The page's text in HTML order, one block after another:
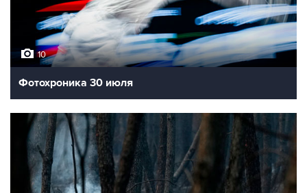
10
Фотохроника 30 июля